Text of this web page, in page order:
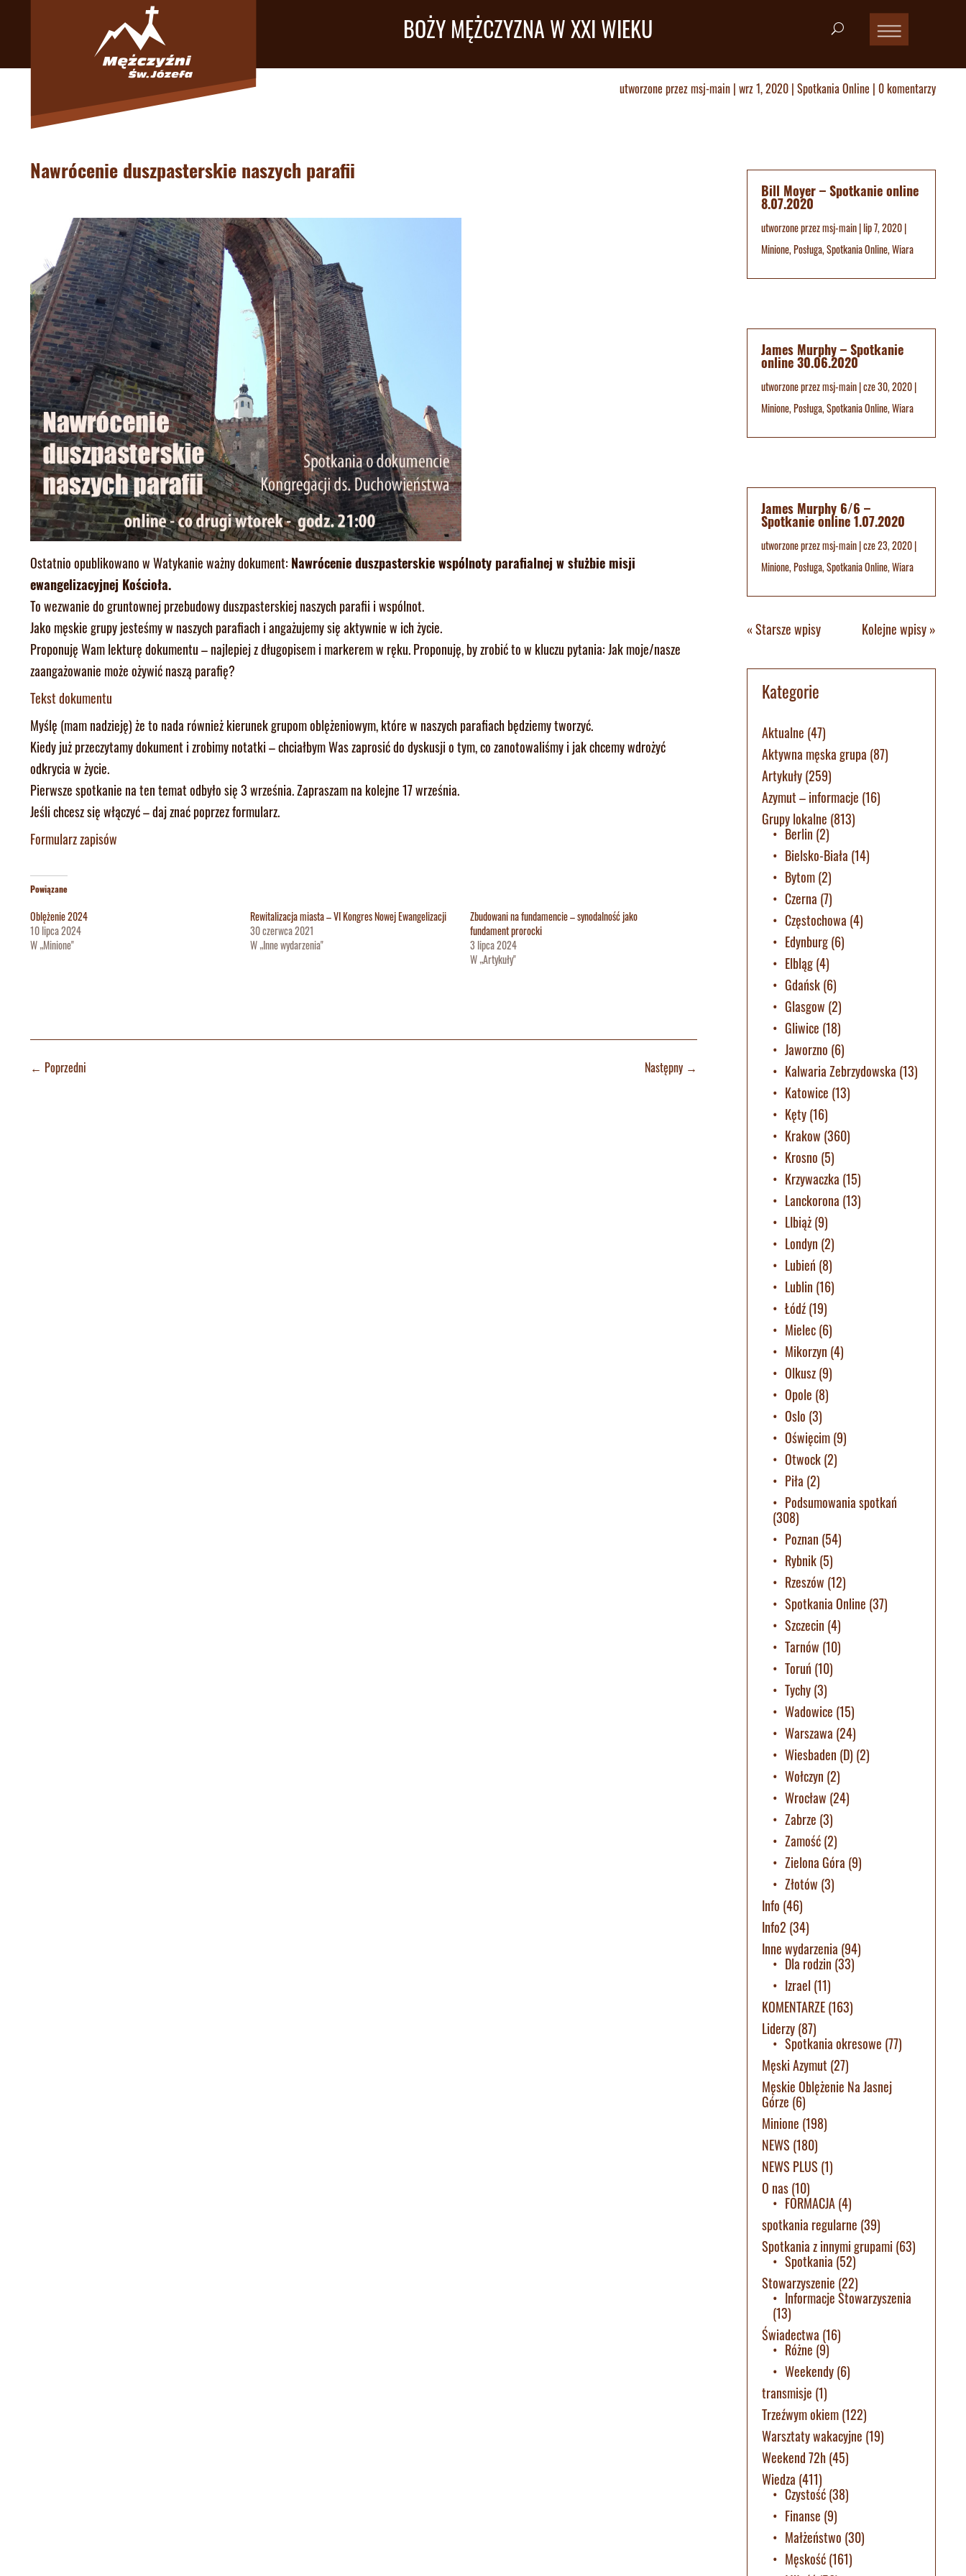
BOŻY MĘŻCZYZNA W XXI WIEKU
utworzone przezmsj-main | wrz 1, 2020 | Spotkania Online | 0 komentarzy
Nawrócenie duszpasterskie naszych parafii
Ostatnio opublikowano w Watykanie ważny dokument: Nawrócenie duszpasterskie wspólnoty parafialnej w służbie misji
ewangelizacyjnej Kościoła.
To wezwanie do gruntownej przebudowy duszpasterskiej naszych parafii i wspólnot.
Jako męskie grupy jesteśmy w naszych parafiach i angażujemy się aktywnie w ich życie.
Proponuję Wam lekturę dokumentu – najlepiej z długopisem i markerem w ręku. Proponuję, by zrobić to w kluczu pytania: Jak moje/nasze
zaangażowanie może ożywić naszą parafię?
Tekst dokumentu
Myślę (mam nadzieję) że to nada również kierunek grupom oblężeniowym, które w naszych parafiach będziemy tworzyć.
Kiedy już przeczytamy dokument i zrobimy notatki – chciałbym Was zaprosić do dyskusji o tym, co zanotowaliśmy i jak chcemy wdrożyć
odkrycia w życie.
Pierwsze spotkanie na ten temat odbyło się 3 września. Zapraszam na kolejne 17 września.
Jeśli chcesz się włączyć – daj znać poprzez formularz.
Formularz zapisów
Powiązane
Oblężenie 2024
10 lipca 2024
W „Minione"
Rewitalizacja miasta – VI Kongres Nowej Ewangelizacji
30 czerwca 2021
W „Inne wydarzenia"
Zbudowani na fundamencie – synodalność jako
fundament prorocki
3 lipca 2024
W „Artykuły"
← Poprzedni Następny→
Bill Moyer – Spotkanie online
8.07.2020
utworzone przezmsj-main|lip 7, 2020|
Minione,Posługa,Spotkania Online,Wiara
James Murphy – Spotkanie
online 30.06.2020
utworzone przezmsj-main|cze 30, 2020|
Minione,Posługa,Spotkania Online,Wiara
James Murphy 6/6 –
Spotkanie online 1.07.2020
utworzone przezmsj-main|cze 23, 2020|
Minione,Posługa,Spotkania Online,Wiara
« Starsze wpisy Kolejne wpisy »
Kategorie
Aktualne (47)
Aktywna męska grupa (87)
Artykuły(259)
Azymut – informacje (16)
Grupy lokalne (813)
Berlin (2)
Bielsko-Biała (14)
Bytom(2)
Czerna (7)
Częstochowa (4)
Edynburg(6)
Elbląg(4)
Gdańsk(6)
Glasgow (2)
Gliwice (18)
Jaworzno (6)
Kalwaria Zebrzydowska (13)
Katowice (13)
Kęty(16)
Krakow (360)
Krosno (5)
Krzywaczka (15)
Lanckorona (13)
LIbiąż(9)
Londyn (2)
Lubień (8)
Lublin (16)
Łódź(19)
Mielec(6)
Mikorzyn (4)
Olkusz(9)
Opole (8)
Oslo (3)
Oświęcim(9)
Otwock(2)
Piła (2)
Podsumowania spotkań
(308)
Poznan (54)
Rybnik(5)
Rzeszów (12)
Spotkania Online (37)
Szczecin (4)
Tarnów (10)
Toruń (10)
Tychy(3)
Wadowice (15)
Warszawa (24)
Wiesbaden (D) (2)
Wołczyn (2)
Wrocław (24)
Zabrze (3)
Zamość(2)
Zielona Góra (9)
Złotów (3)
Info (46)
Info2 (34)
Inne wydarzenia (94)
Dla rodzin (33)
Izrael (11)
KOMENTARZE(163)
Liderzy(87)
Spotkania okresowe (77)
Męski Azymut (27)
Męskie Oblężenie Na Jasnej
Górze (6)
Minione (198)
NEWS (180)
NEWS PLUS (1)
O nas(10)
FORMACJA(4)
spotkania regularne (39)
Spotkania z innymi grupami (63)
Spotkania (52)
Stowarzyszenie (22)
Informacje Stowarzyszenia
(13)
Świadectwa (16)
Różne (9)
Weekendy(6)
transmisje (1)
Trzeźwym okiem(122)
Warsztaty wakacyjne (19)
Weekend 72h(45)
Wiedza (411)
Czystość(38)
Finanse (9)
Małżeństwo (30)
Męskość(161)